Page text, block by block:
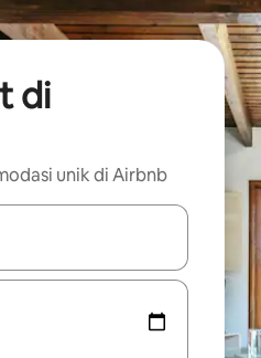
di
unik di Airbnb
telusuri dengan tombol panah